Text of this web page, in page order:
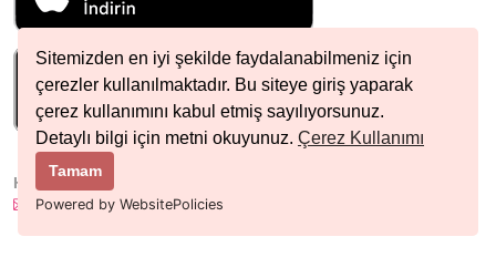
Sitemizden en iyi şekilde faydalanabilmeniz için
çerezler kullanılmaktadır. Bu siteye giriş yaparak
çerez kullanımını kabul etmiş sayılıyorsunuz.
Detaylı bilgi için metni okuyunuz. Çerez Kullanımı
Tamam
Powered by WebsitePolicies
HIZLI İLETIŞIM
info@nobetcieczane.net